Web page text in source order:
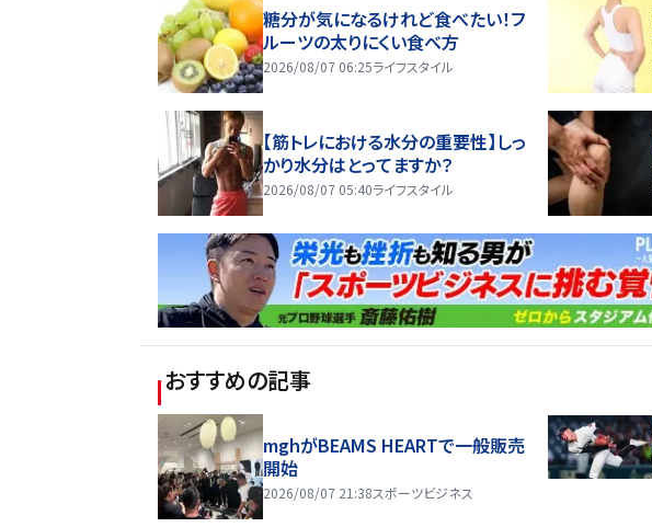
糖分が気になるけれど食べたい！フ
ルーツの太りにくい食べ方
2026/08/07 06:25ライフスタイル
【筋トレにおける水分の重要性】しっ
かり水分はとってますか？
2026/08/07 05:40ライフスタイル
おすすめの記事
mghがBEAMS HEARTで一般販売
開始
2026/08/07 21:38スポーツビジネス